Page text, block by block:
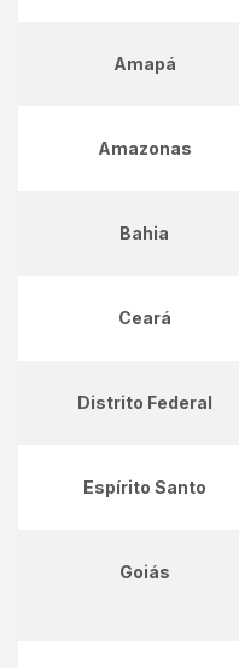
Amapá
Amazonas
Bahia
Ceará
Distrito Federal
Espírito Santo
Goiás